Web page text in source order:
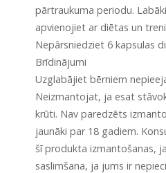
pārtraukuma periodu.
apvienojiet ar diētas un
Nepārsniedziet 6 kapsulas
Brīdinājumi
Uzglabājiet bērniem
Neizmantojat, ja esat
krūti. Nav paredzēts
jaunāki par 18 gadiem.
šī produkta izmantošanas,
saslimšana, ja jums ir